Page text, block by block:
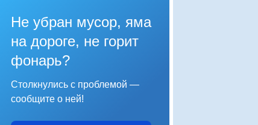
Не убран мусор, яма
на дороге, не горит
фонарь?
Столкнулись с проблемой —
сообщите о ней!